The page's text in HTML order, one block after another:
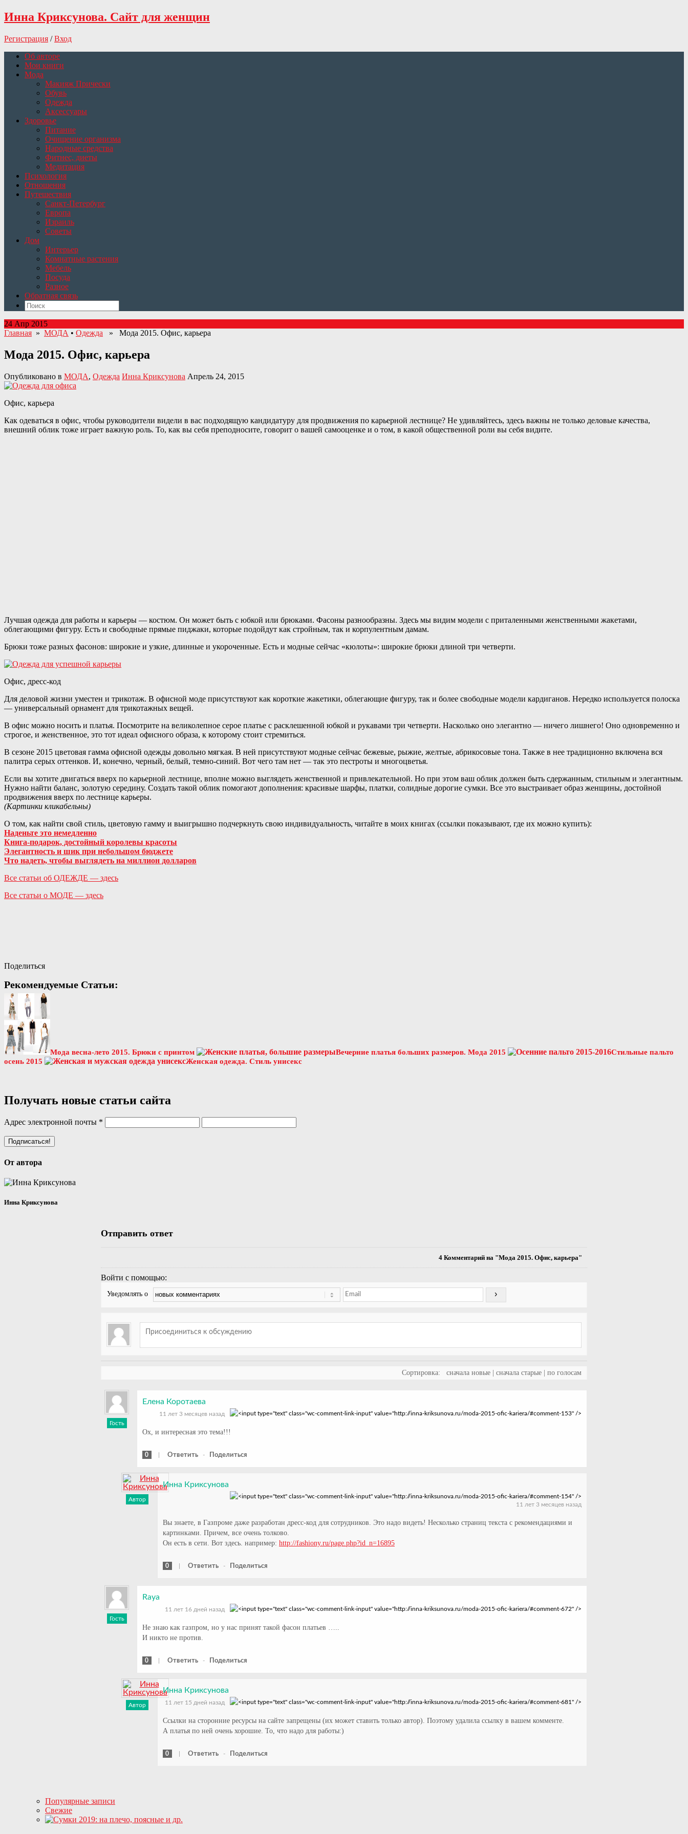
Инна Криксунова. Сайт для женщин
Регистрация /Вход
Об авторе
Мои книги
Мода
Макияж Прически
Обувь
Одежда
Аксессуары
Здоровье
Питание
Очищение организма
Народные средства
Фитнес, диеты
Медитация
Психология
Отношения
Путешествия
Санкт-Петербург
Европа
Израиль
Советы
Дом
Интерьер
Комнатные растения
Мебель
Посуда
Разное
Обратная связь
24 Апр 2015
Главная » МОДА • Одежда » Мода 2015. Офис, карьера
Мода 2015. Офис, карьера
Опубликовано в МОДА, Одежда Инна Криксунова Апрель 24, 2015
Офис, карьера
Как одеваться в офис, чтобы руководители видели в вас подходящую кандидатуру для продвижения по карьерной лестнице? Не удивляйтесь, здесь важны не только деловые качества,
внешний облик тоже играет важную роль. То, как вы себя преподносите, говорит о вашей самооценке и о том, в какой общественной роли вы себя видите.
Лучшая одежда для работы и карьеры — костюм. Он может быть с юбкой или брюками. Фасоны разнообразны. Здесь мы видим модели с приталенными женственными жакетами,
облегающими фигуру. Есть и свободные прямые пиджаки, которые подойдут как стройным, так и корпулентным дамам.
Брюки тоже разных фасонов: широкие и узкие, длинные и укороченные. Есть и модные сейчас «кюлоты»: широкие брюки длиной три четверти.
Офис, дресс-код
Для деловой жизни уместен и трикотаж. В офисной моде присутствуют как короткие жакетики, облегающие фигуру, так и более свободные модели кардиганов. Нередко используется полоска
— универсальный орнамент для трикотажных вещей.
В офис можно носить и платья. Посмотрите на великолепное серое платье с расклешенной юбкой и рукавами три четверти. Насколько оно элегантно — ничего лишнего! Оно одновременно и
строгое, и женственное, это тот идеал офисного образа, к которому стоит стремиться.
В сезоне 2015 цветовая гамма офисной одежды довольно мягкая. В ней присутствуют модные сейчас бежевые, рыжие, желтые, абрикосовые тона. Также в нее традиционно включена вся
палитра серых оттенков. И, конечно, черный, белый, темно-синий. Вот чего там нет — так это пестроты и многоцветья.
Если вы хотите двигаться вверх по карьерной лестнице, вполне можно выглядеть женственной и привлекательной. Но при этом ваш облик должен быть сдержанным, стильным и элегантным.
Нужно найти баланс, золотую середину. Создать такой облик помогают дополнения: красивые шарфы, платки, солидные дорогие сумки. Все это выстраивает образ женщины, достойной
продвижения вверх по лестнице карьеры.
(Картинки кликабельны)
О том, как найти свой стиль, цветовую гамму и выигрышно подчеркнуть свою индивидуальность, читайте в моих книгах (ссылки показывают, где их можно купить):
Наденьте это немедленно
Книга-подарок, достойный королевы красоты
Элегантность и шик при небольшом бюджете
Что надеть, чтобы выглядеть на миллион долларов
Все статьи об ОДЕЖДЕ — здесь
Все статьи о МОДЕ — здесь
Поделиться
Рекомендуемые Статьи:
Мода весна-лето 2015. Брюки с принтом Вечерние платья больших размеров. Мода 2015
Стильные пальто
осень 2015
Женская одежда. Стиль унисекс
Получать новые статьи сайта
Адрес электронной почты *
От автора
Инна Криксунова
Отправить ответ
4 Комментарий на "Мода 2015. Офис, карьера"
Войти с помощью:
Уведомлять о
Сортировка: сначала новые сначала старые по голосам
Гость
Елена Коротаева
11 лет 3 месяцев назад
Ох, и интересная это тема!!!
0 Ответить - Поделиться
Автор
Инна Криксунова
11 лет 3 месяцев назад
Вы знаете, в Газпроме даже разработан дресс-код для сотрудников. Это надо видеть! Несколько страниц текста с рекомендациями и
картинками. Причем, все очень толково.
Он есть в сети. Вот здесь. например: http://fashiony.ru/page.php?id_n=16895
0 Ответить - Поделиться
Гость
Raya
11 лет 16 дней назад
Не знаю как газпром, но у нас принят такой фасон платьев …..
И никто не против.
0 Ответить - Поделиться
Автор
Инна Криксунова
11 лет 15 дней назад
Ссылки на сторонние ресурсы на сайте запрещены (их может ставить только автор). Поэтому удалила ссылку в вашем комменте.
А платья по ней очень хорошие. То, что надо для работы:)
0 Ответить - Поделиться
Популярные записи
Свежие